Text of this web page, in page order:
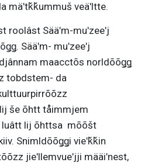
mäʹtǩǩummuš veäʹltte.
Sääʹm-muʹzeeʹj
Sääʹm- muʹzeeʹj
maacctõs norldõõǥǥ
tobdstem- da
še õhtt tåimmjem
luâtt lij õhttsa mõõšt
Snimldõõǥǥi vieʹǩǩin
jieʹllemvueʹjji määiʹnest,